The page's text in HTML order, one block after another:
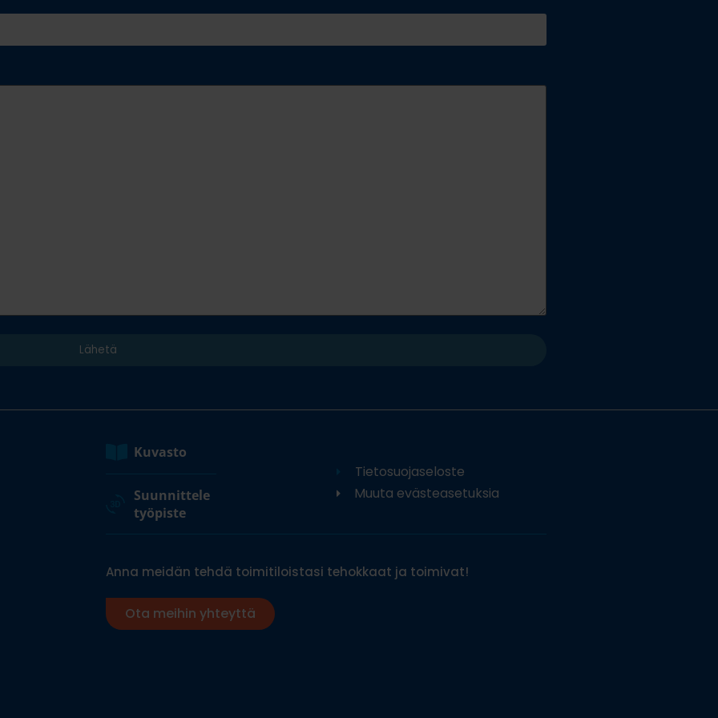
Kuvasto
Suunnittele
työpiste
Tietosuojaseloste
Muuta evästeasetuksia
Anna meidän tehdä toimitiloistasi tehokkaat ja toimivat!
Ota meihin yhteyttä